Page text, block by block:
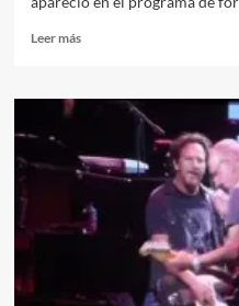
Leer másLeer
Eddie
presentó
en
Letterman
haciendo